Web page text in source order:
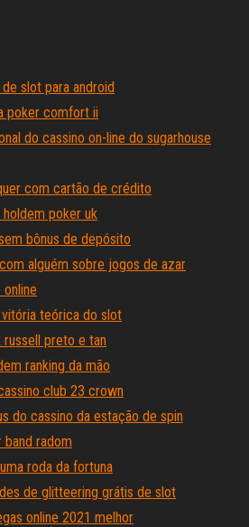
slot para android
poker comfort ii
do cassino on-line do sugarhouse
com cartão de crédito
poker uk
bônus de depósito
alguém sobre jogos de azar
teórica do slot
preto e tan
ranking da mão
club 23 crown
do cassino da estação de spin
radom
roda da fortuna
de glitteering grátis de slot
online 2021 melhor